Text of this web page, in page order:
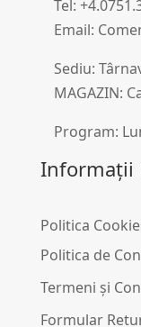
Tel:
Email:
Sediu:
MAGAZIN:
Program:
Informații
Politica
Politica de
Termeni și
Formular